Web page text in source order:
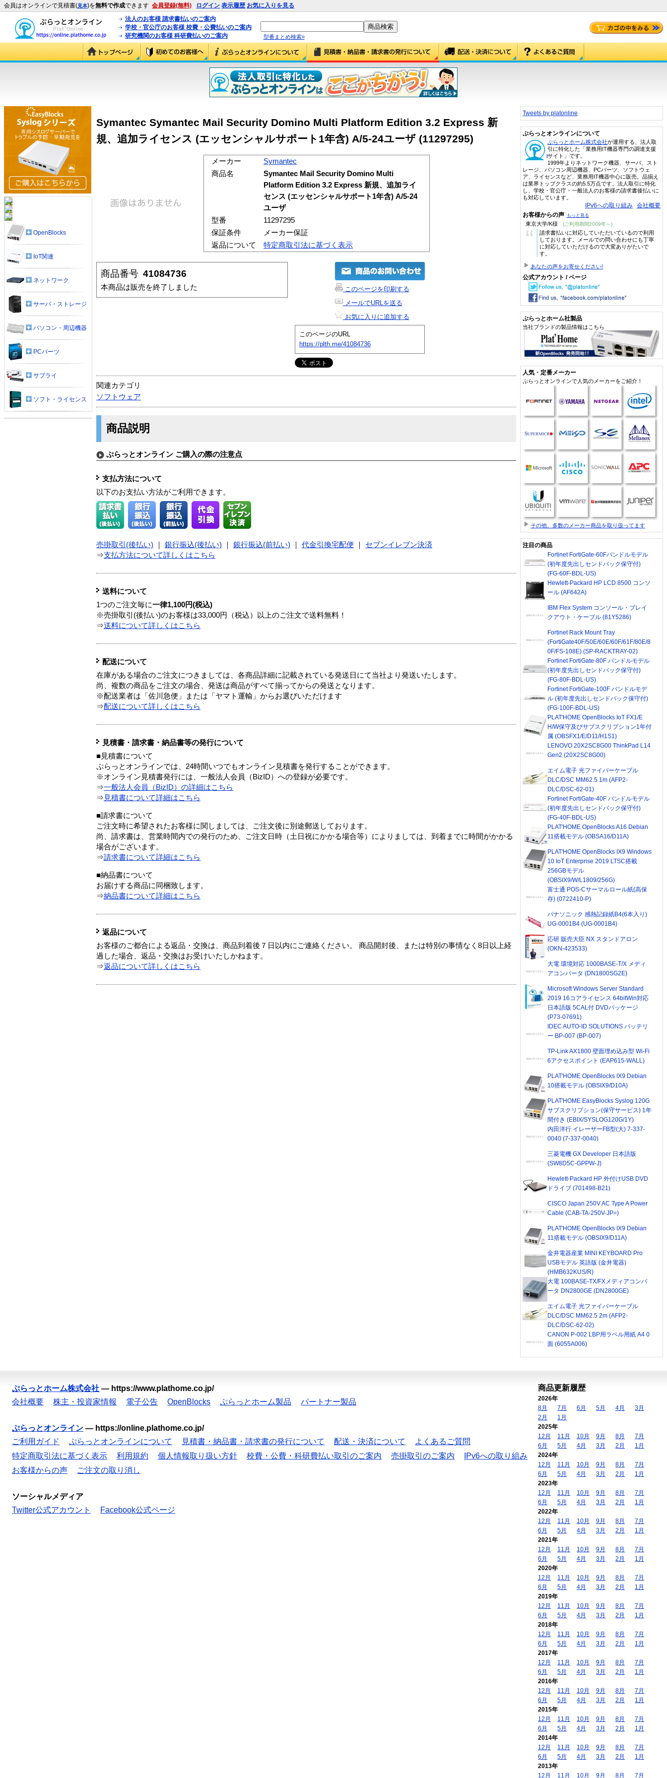
会員はオンラインで見積書(見本)を無料で作成できます 会員登録(無料) ログイン 表示履歴 お気に入りを見る
法人のお客様 請求書払いのご案内
学校・官公庁のお客様 校費・公費払いのご案内
研究機関のお客様 科研費払いのご案内
型番まとめ検索»
Symantec Symantec Mail Security Domino Multi Platform Edition 3.2 Express 新
規、追加ライセンス (エッセンシャルサポート1年含) A/5-24ユーザ (11297295)
メーカー
Symantec
商品名
Symantec Mail Security Domino Multi
Platform Edition 3.2 Express 新規、追加ライ
センス (エッセンシャルサポート1年含) A/5-24
ユーザ
型番
11297295
保証条件
メーカー保証
返品について
特定商取引法に基づく表示
商品番号 41084736
本商品は販売を終了しました
このページを印刷する
メールでURLを送る
お気に入りに追加する
このページのURL
https://plth.me/41084736
関連カテゴリ
ソフトウェア
商品説明
ぷらっとオンライン ご購入の際の注意点
支払方法について
以下のお支払い方法がご利用できます。
売掛取引(後払い) 銀行振込(後払い) 銀行振込(前払い) 代金引換宅配便
セブンイレブン決済
⇒支払方法について詳しくはこちら
送料について
1つのご注文毎に一律1,100円(税込)
※売掛取引(後払い)のお客様は33,000円（税込）以上のご注文で送料無料！
⇒送料について詳しくはこちら
配送について
在庫がある場合のご注文につきましては、各商品詳細に記載されている発送日にて当社より発送いたします。
尚、複数の商品をご注文の場合、発送は商品がすべて揃ってからの発送となります。
※配送業者は「佐川急便」または「ヤマト運輸」からお選びいただけます
⇒配送について詳しくはこちら
見積書・請求書・納品書等の発行について
■見積書について
ぷらっとオンラインでは、24時間いつでもオンライン見積書を発行することができます。
※オンライン見積書発行には、一般法人会員（BizID）への登録が必要です。
⇒一般法人会員（BizID）の詳細はこちら
⇒ 見積書について詳細はこちら
■請求書について
ご注文時に希望されたお客様に関しましては、ご注文後に別途郵送しております。
尚、請求書は、営業時間内での発行のため、ご注文日時（土日祝にかかる場合等）によりましては、到着までに時間がかかる
場合がございます。
⇒請求書について詳細はこちら
■納品書について
お届けする商品に同梱致します。
⇒納品書について詳細はこちら
返品について
お客様のご都合による返品・交換は、商品到着後７日以内にご連絡ください。 商品開封後、または特別の事情なく8日以上経
過した場合、返品・交換はお受けいたしかねます。
⇒返品について詳しくはこちら
OpenBlocks
IoT関連
ネットワーク
サーバ・ストレージ
パソコン・周辺機器
PCパーツ
サプライ
ソフト・ライセンス
Tweets by platonline
ぷらっとオンラインについて
ぷらっとホーム株式会社が運用する、法人取
引に特化した「業務用IT機器専門の調達支援
サイト」です。
1999年よりネットワーク機器、サーバ、スト
レージ、パソコン周辺機器、PCパーツ、ソフトウェ
ア、ライセンスなど、業務用IT機器中心に販売。品揃え
は業界トップクラスの約5.5万点です。法人取引に特化
し、学校・官公庁・一般法人のお客様の請求書後払いに
も対応しています。
IPv6への取り組み 会社概要
お客様からの声 もっと見る
東京大学/K様 (ご利用期間2009年～)
“
請求書払いに対応していただいているので利用
しております。メールでの問い合わせにも丁寧
に対応していただけるので大変ありがたいで
す。
あなたの声をお寄せください!
公式アカウント / ページ
ぷらっとホーム社製品
当社ブランドの製品情報はこちら
人気・定番メーカー
ぷらっとオンラインで人気のメーカーをご紹介！
その他、多数のメーカー商品を取り扱ってます
注目の商品
Fortinet FortiGate-60Fバンドルモデル
(初年度先出しセンドバック保守付)
(FG-60F-BDL-US)
Hewlett-Packard HP LCD 8500 コンソ
ール (AF642A)
IBM Flex System コンソール・ブレイ
クアウト・ケーブル (81Y5286)
Fortinet Rack Mount Tray
(FortiGate40F/50E/60E/60F/61F/80E/8
0F/FS-108E) (SP-RACKTRAY-02)
Fortinet FortiGate-80F バンドルモデル
(初年度先出しセンドバック保守付)
(FG-80F-BDL-US)
Fortinet FortiGate-100F バンドルモデ
ル (初年度先出しセンドバック保守付)
(FG-100F-BDL-US)
PLAT'HOME OpenBlocks IoT FX1/E
H/W保守及びサブスクリプション1年付
属 (OBSFX1/E/D11/H1S1)
LENOVO 20X2SC8G00 ThinkPad L14
Gen2 (20X2SC8G00)
エイム電子 光ファイバーケーブル
DLC/DSC MM62.5 1m (AFP2-
DLC/DSC-62-01)
Fortinet FortiGate-40F バンドルモデル
(初年度先出しセンドバック保守付)
(FG-40F-BDL-US)
PLAT'HOME OpenBlocks A16 Debian
11搭載モデル (OBSA16/D11A)
PLAT'HOME OpenBlocks IX9 Windows
10 IoT Enterprise 2019 LTSC搭載
256GBモデル
(OBSIX9/W/L1809/256G)
富士通 POS-Cサーマルロール紙(高保
存) (0722410-P)
パナソニック 感熱記録紙B4(6本入り)
UG-0001B4 (UG-0001B4)
応研 販売大臣 NX スタンドアロン
(OKN-423533)
大電 環境対応 1000BASE-T/X メディ
アコンバータ (DN1800SG2E)
Microsoft Windows Server Standard
2019 16コアライセンス 64bitWin対応
日本語版 5CAL付 DVDパッケージ
(P73-07691)
IDEC AUTO-ID SOLUTIONS バッテリ
ー BP-007 (BP-007)
TP-Link AX1800 壁面埋め込み型 Wi-Fi
6アクセスポイント (EAP615-WALL)
PLAT'HOME OpenBlocks IX9 Debian
10搭載モデル (OBSIX9/D10A)
PLAT'HOME EasyBlocks Syslog 120G
サブスクリプション(保守サービス) 1年
間付き (EBIX/SYSLOG120G/1Y)
内田洋行 イレーザーFB型(大) 7-337-
0040 (7-337-0040)
三菱電機 GX Developer 日本語版
(SW8D5C-GPPW-J)
Hewlett-Packard HP 外付けUSB DVD
ドライブ (701498-B21)
CISCO Japan 250V AC Type A Power
Cable (CAB-TA-250V-JP=)
PLAT'HOME OpenBlocks IX9 Debian
11搭載モデル (OBSIX9/D11A)
金井電器産業 MINI KEYBOARD Pro
USBモデル 英語版 (金井電器)
(HMB632KUS/R)
大電 100BASE-TX/FXメディアコンバ
ータ DN2800GE (DN2800GE)
エイム電子 光ファイバーケーブル
DLC/DSC MM62.5 2m (AFP2-
DLC/DSC-62-02)
CANON P-002 LBP用ラベル用紙 A4 0
面 (6055A006)
ぷらっとホーム株式会社 — https://www.plathome.co.jp/
会社概要
株主・投資家情報 電子公告 OpenBlocks ぷらっとホーム製品 パートナー製品
ぷらっとオンライン — https://online.plathome.co.jp/
ご利用ガイド
ぷらっとオンラインについて 見積書・納品書・請求書の発行について 配送・決済について
よくあるご質問
特定商取引法に基づく表示
利用規約 個人情報取り扱い方針 校費・公費・科研費払い取引のご案内 売掛取引のご案内
IPv6への取り組み
お客様からの声
ご注文の取り消し
ソーシャルメディア
Twitter公式アカウント
Facebook公式ページ
商品更新履歴
2026年
8月
7月 6月 5月 4月
3月
2月
1月
2025年
12月
11月 10月 9月 8月
7月
6月
5月 4月 3月 2月
1月
2024年
12月
11月 10月 9月 8月
7月
6月
5月 4月 3月 2月
1月
2023年
12月
11月 10月 9月 8月
7月
6月
5月 4月 3月 2月
1月
2022年
12月
11月 10月 9月 8月
7月
6月
5月 4月 3月 2月
1月
2021年
12月
11月 10月 9月 8月
7月
6月
5月 4月 3月 2月
1月
2020年
12月
11月 10月 9月 8月
7月
6月
5月 4月 3月 2月
1月
2019年
12月
11月 10月 9月 8月
7月
6月
5月 4月 3月 2月
1月
2018年
12月
11月 10月 9月 8月
7月
6月
5月 4月 3月 2月
1月
2017年
12月
11月 10月 9月 8月
7月
6月
5月 4月 3月 2月
1月
2016年
12月
11月 10月 9月 8月
7月
6月
5月 4月 3月 2月
1月
2015年
12月
11月 10月 9月 8月
7月
6月
5月 4月 3月 2月
1月
2014年
12月
11月 10月 9月 8月
7月
6月
5月 4月 3月 2月
1月
2013年
12月
11月 10月 9月 8月 7月